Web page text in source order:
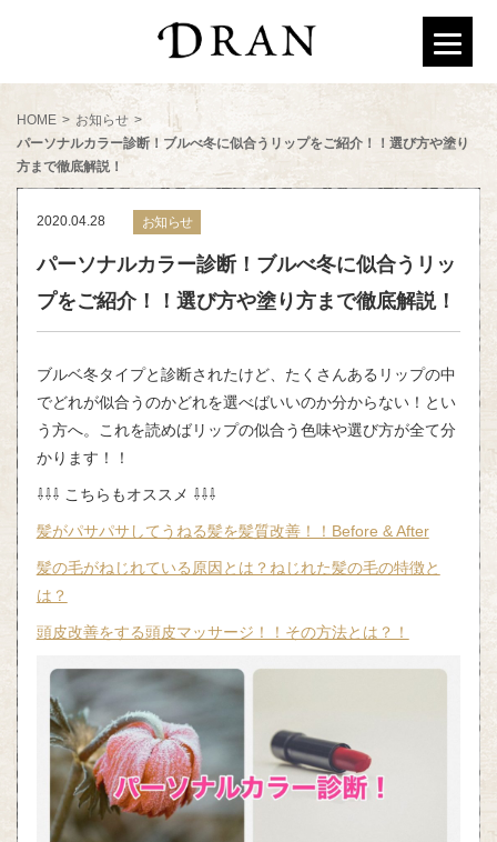
HOME > お知らせ >
パーソナルカラー診断！ブルべ冬に似合うリップをご紹介！！選び方や塗り
方まで徹底解説！
2020.04.28 お知らせ
パーソナルカラー診断！ブルべ冬に似合うリッ
プをご紹介！！選び方や塗り方まで徹底解説！
ブルベ冬タイプと診断されたけど、たくさんあるリップの中
でどれが似合うのかどれを選べばいいのか分からない！とい
う方へ。これを読めばリップの似合う色味や選び方が全て分
かります！！
⇩⇩⇩ こちらもオススメ ⇩⇩⇩
髪がパサパサしてうねる髪を髪質改善！！Before & After
髪の毛がねじれている原因とは？ねじれた髪の毛の特徴と
は？
頭皮改善をする頭皮マッサージ！！その方法とは？！